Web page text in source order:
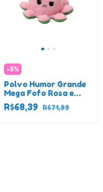
-5%
Polvo Humor Grande
Mega Fofo Rosa e
Verde
R$68,39 R$71,99